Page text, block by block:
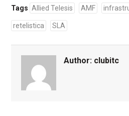
Tags Allied Telesis AMF
retelistica SLA
Author: clubitc